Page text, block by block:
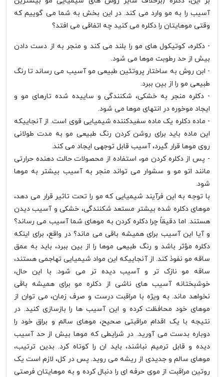
آسیب را به مو وارد می کند. در این بخش به شما می گوییم که
وقتی موهایتان را دکلره می کنید چه اتفاقی می افتد؟
- دکلره، کوتیکول های مو را بلند می کند و منجر به از دست دادن
بیش از حد رطوبت موها می شود.
- ابن روش به ساختار پروتئین طبیعی مو آسیب می رساند تا رنگ
طبیعی مو را از بین ببرد.
- دکلره منجر به خشکی، شکنندگی و ساییده شده تارهای مو و
ایجاد موخوره در انتهای موها می شود.
- ماده دکلره یک ماده سفیدکننده شیمیایی قوی است. از آنجاییکه
این ماده باید برای روشن کردن رنگ طبیعی مو به مدت طولانی
روی موها قرار گیرد، آسیب قابل توجهی ایجاد می کند.
- پس از دکلره کردن مو، استفاده از محصولات حالت دهنده حرارتی
مانند اتو مو و سشوار می تواند منجر به آسیب بیشتر به موها
شود.
با توجه به این فرآیند شیمیایی که مو را تحت تاثیر قرار می دهد،
موهای دکلره شده بیشتر مستعد شکنندگی، خشکی و آسیب دیدن
هستند. اما دقیقاً چرا دکلره کردن به موهای شما آسیب می رساند؟
و آیا این آسیب برای همیشه باقی می ماند؟ در واقع، برای اینکه
دکلره مؤثر باشد و رنگ طبیعی موها را از بین ببرد، باید به عمق
ساقه مو نفوذ کند. از آنجاییکه این مواد شیمیایی تهاجمی هستند،
ساقه مو نازک تر و آسیب دیده تر می شود. با این حال،
خوشبختانه آسیب های ناشی از دکلره مو برای همیشه باقی
نخواهد ماند. به ویژه با مراقبت درست و صرف زمان، می توان از
موهای خود محافظت کرده و این آسیب ها را بازسازی کنید. در
نتیجه با یک اقدام مراقبتی صحیح، موهای سالم و براق خود را
دوباره بدست می آورید. در شرایطی که موها بیش از حد آسیب
دیده و قابل ترمیم نباشند، باید ان را کوتاه کرد. بدین ترتیب،
موهای سالم و جدیدی از ریشه می روید. پس در کل، لازم است یک
روتین مراقبت از موی حرفه ای را دنبال کرده و به موهایتان فرصتی